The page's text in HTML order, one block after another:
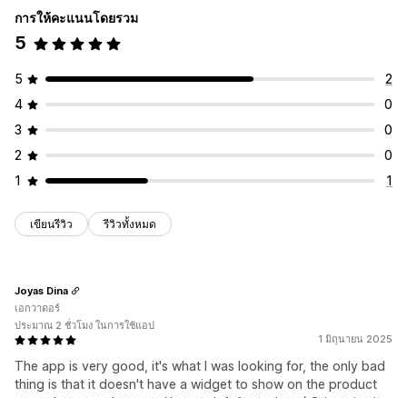
การให้คะแนนโดยรวม
5
5
2
4
0
3
0
2
0
1
1
เขียนรีวิว รีวิวทั้งหมด
1 มิถุนายน 2025
The app is very good, it's what I was looking for, the only bad
thing is that it doesn't have a widget to show on the product
Joyas Dina
เอกวาดอร์
ประมาณ 2 ชั่วโมง ในการใช้แอป